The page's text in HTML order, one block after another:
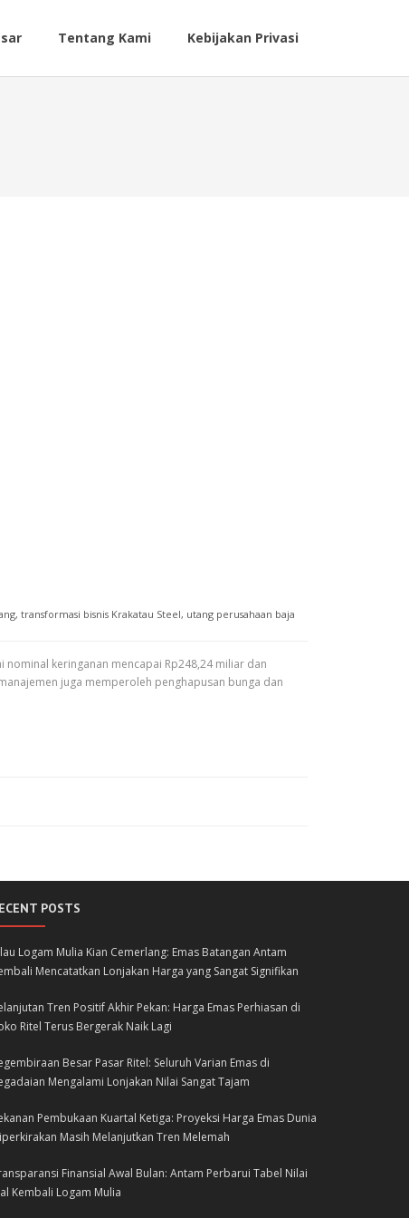
Tentang Kami Kebijakan Privasi
, transformasi bisnis Krakatau Steel, utang perusahaan baja
keringanan mencapai Rp248,24 miliar dan
juga memperoleh penghapusan bunga dan
POSTS
Logam Mulia Kian Cemerlang: Emas Batangan Antam
Mencatatkan Lonjakan Harga yang Sangat Signifikan
Tren Positif Akhir Pekan: Harga Emas Perhiasan di
Ritel Terus Bergerak Naik Lagi
Besar Pasar Ritel: Seluruh Varian Emas di
Mengalami Lonjakan Nilai Sangat Tajam
Pembukaan Kuartal Ketiga: Proyeksi Harga Emas Dunia
Masih Melanjutkan Tren Melemah
Finansial Awal Bulan: Antam Perbarui Tabel Nilai
Kembali Logam Mulia